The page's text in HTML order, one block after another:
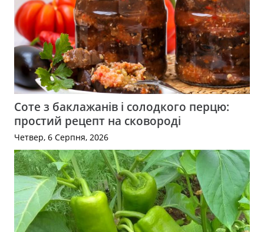
Соте з баклажанів і солодкого перцю:
простий рецепт на сковороді
Четвер, 6 Серпня, 2026